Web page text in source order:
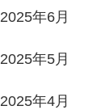
2025年6月
2025年5月
2025年4月